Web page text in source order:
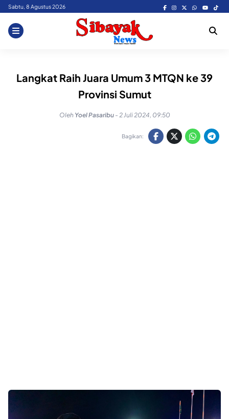
Skip
content
Sabtu, 8 Agustus 2026
Langkat Raih Juara Umum 3 MTQN ke 39
Provinsi Sumut
Oleh Yoel Pasaribu - 2 Juli 2024, 09:50
Bagikan: